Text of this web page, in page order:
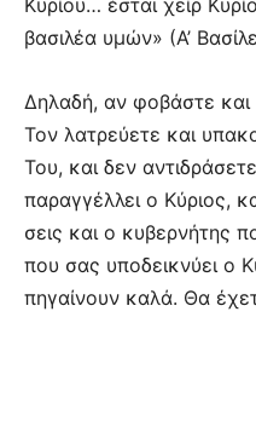
Κυρίου… έσται χείρ
βασιλέα υμών» (Α’
Δηλαδή, αν φοβάστε και
Τον λατρεύετε και
Του, και δεν
παραγγέλλει ο Κύριος,
σεις και ο κυβερνήτης
που σας υποδεικνύει ο
πηγαίνουν καλά. Θα